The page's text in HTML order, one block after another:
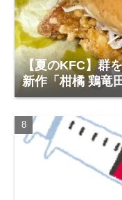
【夏のKFC】群
新作「柑橘 鶏竜
ットチキン」で